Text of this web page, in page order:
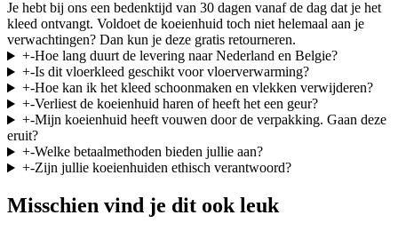
Je hebt bij ons een bedenktijd van 30 dagen vanaf de dag dat je het
kleed ontvangt. Voldoet de koeienhuid toch niet helemaal aan je
verwachtingen? Dan kun je deze gratis retourneren.
+-Hoe lang duurt de levering naar Nederland en Belgie?
+-Is dit vloerkleed geschikt voor vloerverwarming?
+-Hoe kan ik het kleed schoonmaken en vlekken verwijderen?
+-Verliest de koeienhuid haren of heeft het een geur?
+-Mijn koeienhuid heeft vouwen door de verpakking. Gaan deze
eruit?
+-Welke betaalmethoden bieden jullie aan?
+-Zijn jullie koeienhuiden ethisch verantwoord?
Misschien vind je dit ook leuk